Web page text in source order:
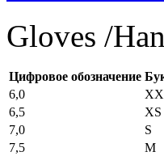
Gloves /
Цифровое обозначение
6,0
6,5
XS
7,0
S
7,5
M